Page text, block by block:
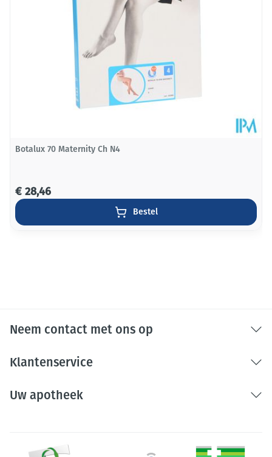
Botalux 70 Maternity Ch N4
€ 28,46
Bestel
Neem contact met ons op
Klantenservice
Uw apotheek